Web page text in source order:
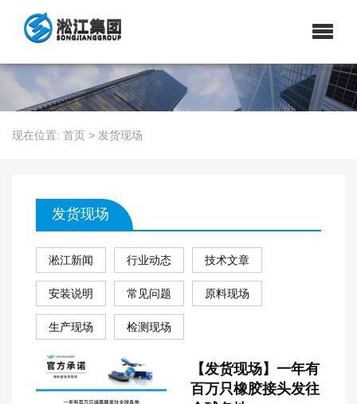
现在位置: 首页 > 发货现场
发货现场
淞江新闻 行业动态 技术文章
安装说明 常见问题 原料现场
生产现场 检测现场
【发货现场】一年有
百万只橡胶接头发往